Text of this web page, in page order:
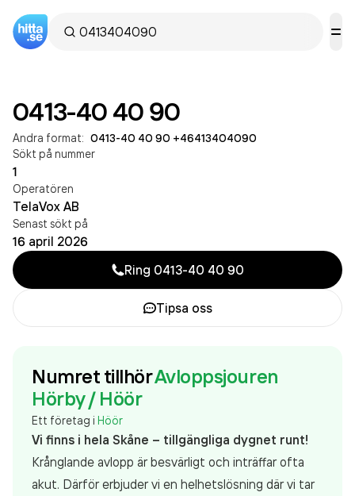
0413-40 40 90
Andra format: 0413-40 40 90 +46413404090
Sökt på nummer
1
Operatören
TelaVox AB
Senast sökt på
16 april 2026
Ring 0413-40 40 90
Tipsa oss
Numret tillhörAvloppsjouren
Hörby / Höör
Ett företag i Höör
Vi finns i hela Skåne – tillgängliga dygnet runt!
Krånglande avlopp är besvärligt och inträffar ofta
akut. Därför erbjuder vi en helhetslösning där vi tar